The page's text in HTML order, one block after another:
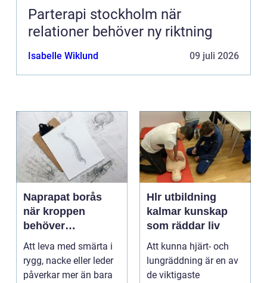
Parterapi stockholm när
relationer behöver ny riktning
Isabelle Wiklund 09 juli 2026
Naprapat borås
när kroppen
behöver
professionell
manuell
behandling
Att leva med smärta i
rygg, nacke eller leder
påverkar mer än bara
Hlr utbildning
kalmar kunskap
som räddar liv
Att kunna hjärt- och
lungräddning är en av
de viktigaste